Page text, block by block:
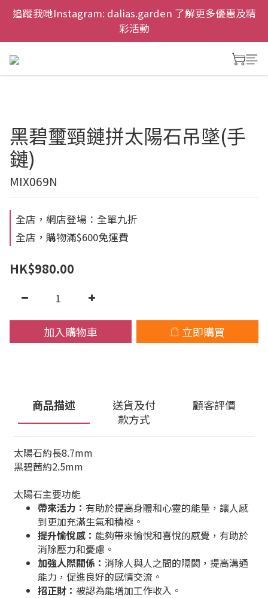
慶祝元朗新店開幕，網上首次購物九折兼免運費。
追蹤我哋Instagram: dalias.garden 了解更多優惠及精
彩活動
慶祝元朗新店開幕，網上首次購物九折兼免運費。
黑碧璽頸鏈拼太陽石吊墜(手
鏈)
MIX069N
全店，網店登場：全單九折
全店，購物滿$600免運費
HK$980.00
加入購物車 立即購買
商品描述
送貨及付
款方式
顧客評價
太陽石約長8.7mm
黑碧茜約2.5mm
太陽石主要功能
帶來活力： 有助於提高身體和心靈的能量，讓人感
到更加充滿生氣和積極。
提升愉悅感： 能夠帶來愉悅和喜悅的感覺，有助於
消除壓力和憂慮。
加強人際關係： 消除人與人之間的隔閡，提高溝通
能力，促進良好的感情交流。
招正財： 被認為能增加工作收入。